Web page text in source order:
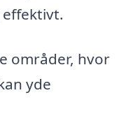
områder, hvor
yde